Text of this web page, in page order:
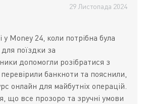
29 Листопада 2024
Money 24, коли потрібна була
поїздки за
допомогли розібратися з
банкноти та пояснили,
онлайн для майбутніх операцій.
що все прозоро та зручні умови